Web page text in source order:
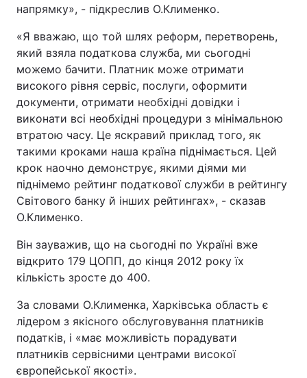
напрямку», - підкреслив О.Клименко.
«Я вважаю, що той шлях реформ, перетворень,
який взяла податкова служба, ми сьогодні
можемо бачити. Платник може отримати
високого рівня сервіс, послуги, оформити
документи, отримати необхідні довідки і
виконати всі необхідні процедури з мінімальною
втратою часу. Це яскравий приклад того, як
такими кроками наша країна піднімається. Цей
крок наочно демонструє, якими діями ми
піднімемо рейтинг податкової служби в рейтингу
Світового банку й інших рейтингах», - сказав
О.Клименко.
Він зауважив, що на сьогодні по Україні вже
відкрито 179 ЦОПП, до кінця 2012 року їх
кількість зросте до 400.
За словами О.Клименка, Харківська область є
лідером з якісного обслуговування платників
податків, і «має можливість порадувати
платників сервісними центрами високої
європейської якості».